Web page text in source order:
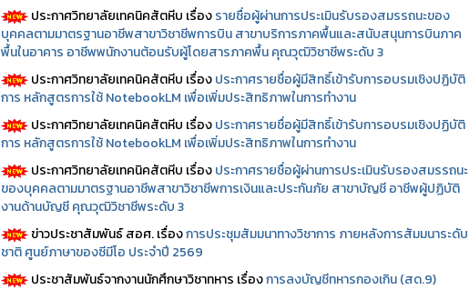
ประกาศวิทยาลัยเทคนิคสัตหีบ เรื่องรายชื่อผู้ผ่านการประเมินรับรองสมรรถนะของ
บุคคลตามมาตรฐานอาชีพสาขาวิชาชีพการบิน สาขาบริการภาคพื้นและสนับสนุนการบินภาค
พื้นในอาคาร อาชีพพนักงานต้อนรับผู้โดยสารภาคพื้น คุณวุฒิวิชาชีพระดับ 3
ประกาศวิทยาลัยเทคนิคสัตหีบ เรื่องประกาศรายชื่อผู้มีสิทธิ์เข้ารับการอบรมเชิงปฏิบัติ
การ หลักสูตรการใช้ NotebookLM เพื่อเพิ่มประสิทธิภาพในการทำงาน
ประกาศวิทยาลัยเทคนิคสัตหีบ เรื่องประกาศรายชื่อผู้มีสิทธิ์เข้ารับการอบรมเชิงปฏิบัติ
การ หลักสูตรการใช้ NotebookLM เพื่อเพิ่มประสิทธิภาพในการทำงาน
ประกาศวิทยาลัยเทคนิคสัตหีบ เรื่องประกาศรายชื่อผู้ผ่านการประเมินรับรองสมรรถนะ
ของบุคคลตามมาตรฐานอาชีพสาขาวิชาชีพการเงินและประกันภัย สาขาบัญชี อาชีพผู้ปฏิบัติ
งานด้านบัญชี คุณวุฒิวิชาชีพระดับ 3
ข่าวประชาสัมพันธ์ สอศ.เรื่องการประชุมสัมมนาทางวิชาการ ภายหลังการสัมมนาระดับ
ชาติ ศูนย์ภาษาของซีมีโอ ประจำปี 2569
ประชาสัมพันธ์จากงานนักศึกษาวิชาทหาร เรื่องการลงบัญชีทหารกองเกิน (สด.9)